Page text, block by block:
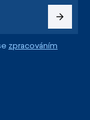
zpracováním